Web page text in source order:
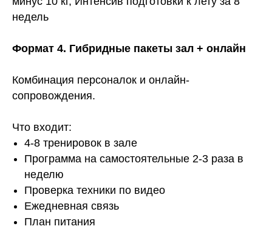
недель
Формат 4. Гибридные пакеты зал + онлайн
Комбинация персоналок и онлайн-
сопровождения.
Что входит:
4-8 тренировок в зале
Программа на самостоятельные 2-3 раза в
неделю
Проверка техники по видео
Ежедневная связь
План питания